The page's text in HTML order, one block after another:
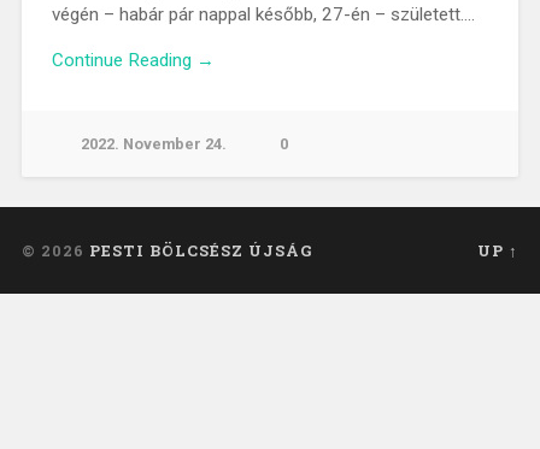
végén – habár pár nappal később, 27-én – született….
Continue Reading →
2022. November 24. 0
© 2026 PESTI BÖLCSÉSZ ÚJSÁG UP ↑